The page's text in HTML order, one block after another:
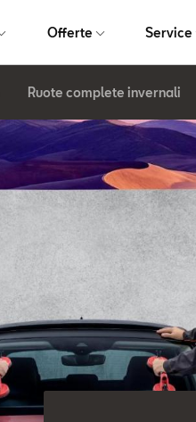
Offerte Service
Ruote complete invernali